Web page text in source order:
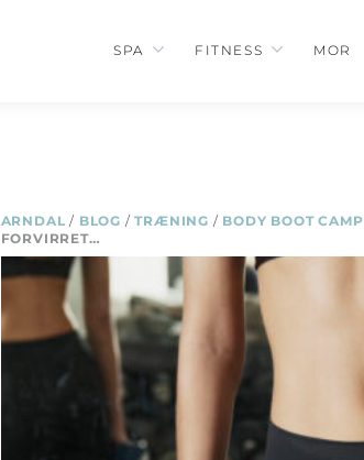
SPA FITNESS MOR
ARNDAL / BLOG /TRÆNING / BODY BOOT CAMP
FORVIRRET…